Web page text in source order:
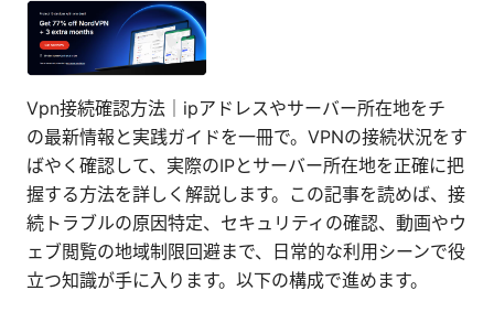
Vpn接続確認方法｜ipアドレスやサーバー所在地をチ
の最新情報と実践ガイドを一冊で。VPNの接続状況をす
ばやく確認して、実際のIPとサーバー所在地を正確に把
握する方法を詳しく解説します。この記事を読めば、接
続トラブルの原因特定、セキュリティの確認、動画やウ
ェブ閲覧の地域制限回避まで、日常的な利用シーンで役
立つ知識が手に入ります。以下の構成で進めます。